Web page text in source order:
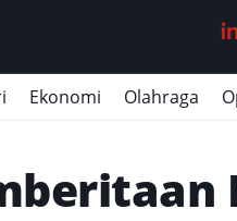
Ekonomi Olahraga